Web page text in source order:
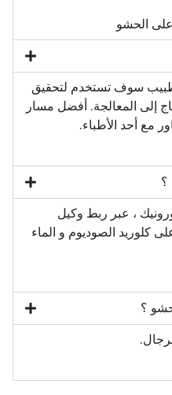
الحشو
سوف تستخدم لتحقيق
إلى المعالجة. أفضل مسار
مع أحد الأطباء.
؟
، عبر ربط وكيل
كلوريد الصوديوم و الماء
؟